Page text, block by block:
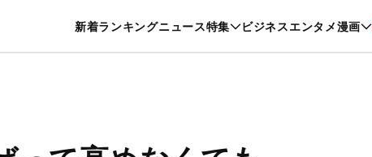
新着ランキングニュース特集 ビジネスエンタメ漫画
暮らし スポーツ ヘルスケア 美容 グルメ フ